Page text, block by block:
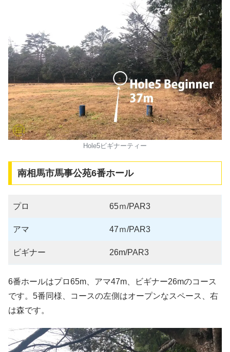
Hole5ビギナーティー
南相馬市馬事公苑6番ホール
プロ 65ｍ/PAR3
アマ 47ｍ/PAR3
ビギナー 26m/PAR3
6番ホールはプロ65m、アマ47m、ビギナー26mのコース
です。5番同様、コースの左側はオープンなスペース、右
は森です。